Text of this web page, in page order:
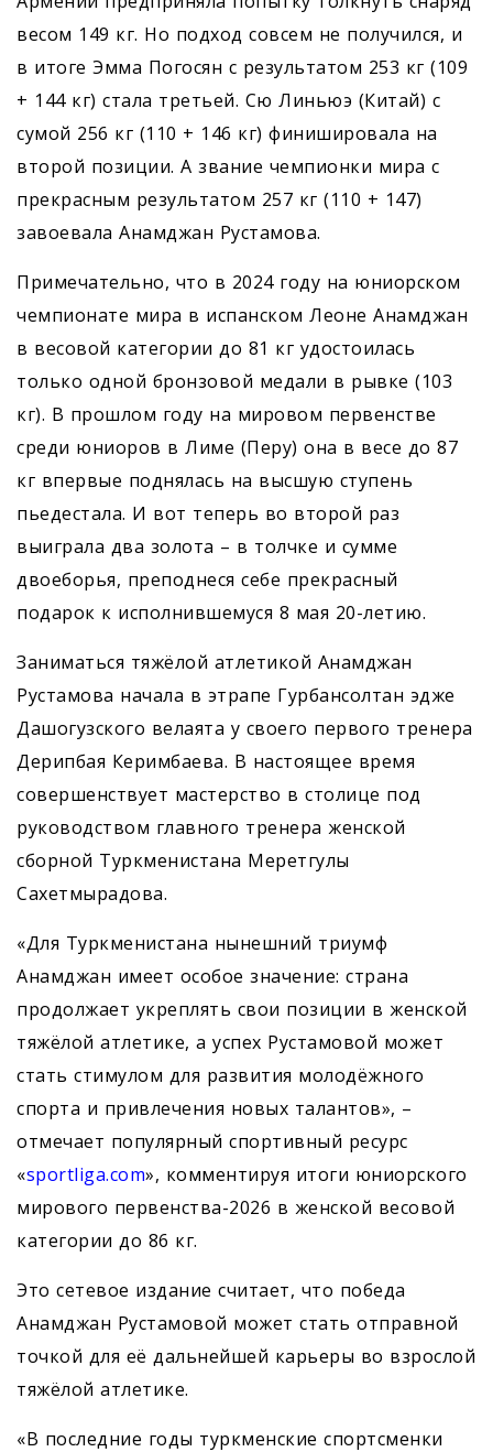
весом 149 кг. Но подход совсем не получился, и
в итоге Эмма Погосян с результатом 253 кг (109
+ 144 кг) стала третьей. Сю Линьюэ (Китай) с
сумой 256 кг (110 + 146 кг) финишировала на
второй позиции. А звание чемпионки мира с
прекрасным результатом 257 кг (110 + 147)
завоевала Анамджан Рустамова.
Примечательно, что в 2024 году на юниорском
чемпионате мира в испанском Леоне Анамджан
в весовой категории до 81 кг удостоилась
только одной бронзовой медали в рывке (103
кг). В прошлом году на мировом первенстве
среди юниоров в Лиме (Перу) она в весе до 87
кг впервые поднялась на высшую ступень
пьедестала. И вот теперь во второй раз
выиграла два золота – в толчке и сумме
двоеборья, преподнеся себе прекрасный
подарок к исполнившемуся 8 мая 20-летию.
Заниматься тяжёлой атлетикой Анамджан
Рустамова начала в этрапе Гурбансолтан эдже
Дашогузского велаята у своего первого тренера
Дерипбая Керимбаева. В настоящее время
совершенствует мастерство в столице под
руководством главного тренера женской
сборной Туркменистана Меретгулы
Cахетмырадова.
«Для Туркменистана нынешний триумф
Анамджан имеет особое значение: страна
продолжает укреплять свои позиции в женской
тяжёлой атлетике, а успех Рустамовой может
стать стимулом для развития молодёжного
спорта и привлечения новых талантов», –
отмечает популярный спортивный ресурс
«sportliga.com», комментируя итоги юниорского
мирового первенства-2026 в женской весовой
категории до 86 кг.
Это сетевое издание считает, что победа
Анамджан Рустамовой может стать отправной
точкой для её дальнейшей карьеры во взрослой
тяжёлой атлетике.
«В последние годы туркменские спортсменки